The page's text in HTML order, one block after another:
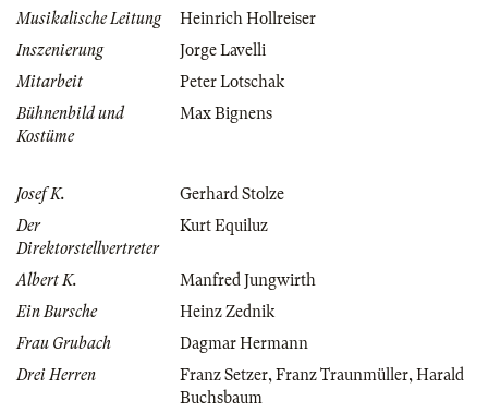
Musikalische Leitung
Heinrich Hollreiser
Inszenierung
Jorge Lavelli
Mitarbeit
Peter Lotschak
Bühnenbild und
Kostüme
Max Bignens
Josef K.
Gerhard Stolze
Der
Direktorstellvertreter
Kurt Equiluz
Albert K.
Manfred Jungwirth
Ein Bursche
Heinz Zednik
Frau Grubach
Dagmar Hermann
Drei Herren
Franz Setzer,Franz Traunmüller,Harald
Buchsbaum